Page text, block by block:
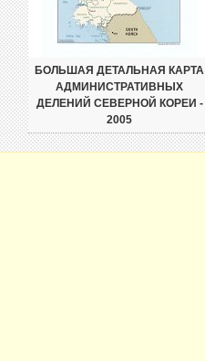
БОЛЬШАЯ ДЕТАЛЬНАЯ КАРТА
АДМИНИСТРАТИВНЫХ
ДЕЛЕНИЙ СЕВЕРНОЙ КОРЕИ -
2005